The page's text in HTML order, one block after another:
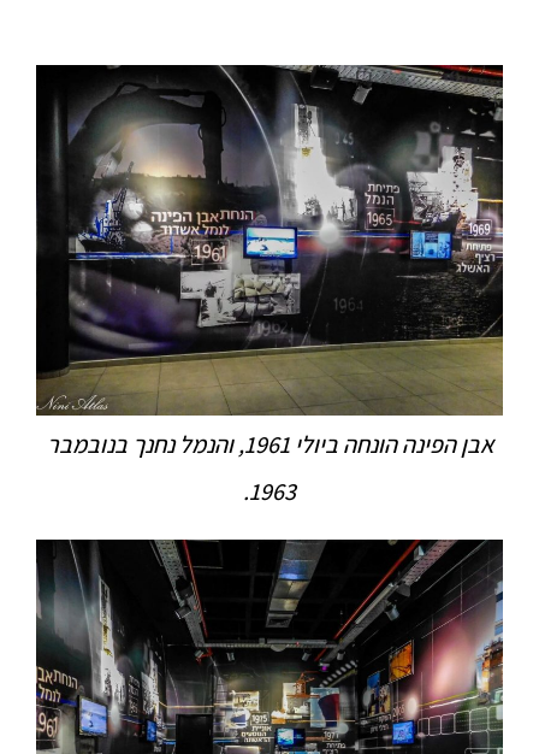
אבן הפינה הונחה ביולי 1961, והנמל נחנך בנובמבר
1963.